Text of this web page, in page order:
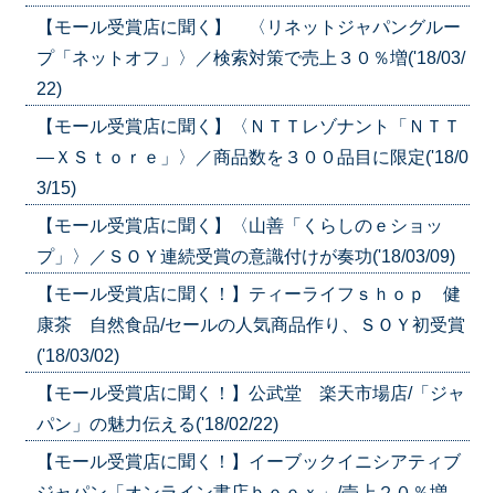
【モール受賞店に聞く】 〈リネットジャパングルー
プ「ネットオフ」〉／検索対策で売上３０％増('18/03/
22)
【モール受賞店に聞く】〈ＮＴＴレゾナント「ＮＴＴ
—ＸＳｔｏｒｅ」〉／商品数を３００品目に限定('18/0
3/15)
【モール受賞店に聞く】〈山善「くらしのｅショッ
プ」〉／ＳＯＹ連続受賞の意識付けが奏功('18/03/09)
【モール受賞店に聞く！】ティーライフｓｈｏｐ 健
康茶 自然食品/セールの人気商品作り、ＳＯＹ初受賞
('18/03/02)
【モール受賞店に聞く！】公武堂 楽天市場店/「ジャ
パン」の魅力伝える('18/02/22)
【モール受賞店に聞く！】イーブックイニシアティブ